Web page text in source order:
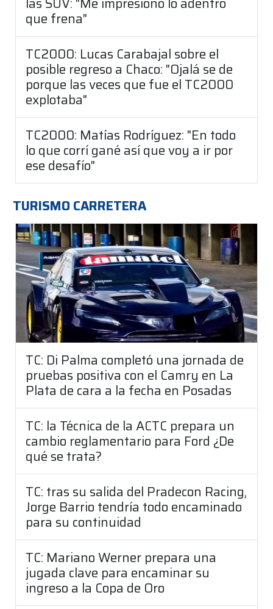
que frena"
TC2000: Lucas Carabajal sobre el
posible regreso a Chaco: "Ojalá se de
porque las veces que fue el TC2000
explotaba"
TC2000: Matías Rodríguez: "En todo
lo que corrí gané así que voy a ir por
ese desafío"
TURISMO CARRETERA
TC: Di Palma completó una jornada de
pruebas positiva con el Camry en La
Plata de cara a la fecha en Posadas
TC: la Técnica de la ACTC prepara un
cambio reglamentario para Ford ¿De
qué se trata?
TC: tras su salida del Pradecon Racing,
Jorge Barrio tendría todo encaminado
para su continuidad
TC: Mariano Werner prepara una
jugada clave para encaminar su
ingreso a la Copa de Oro